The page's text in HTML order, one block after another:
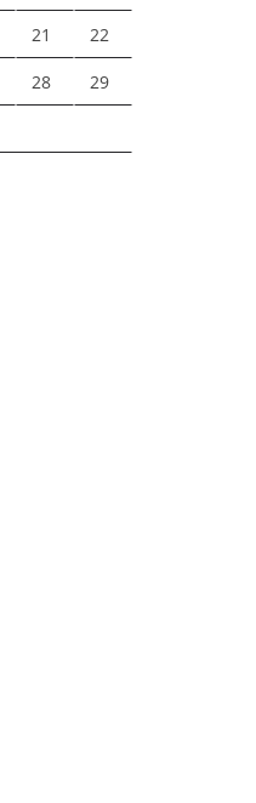
21 22
28 29